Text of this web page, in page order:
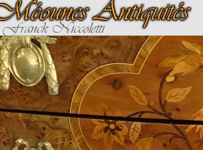
Antiquités
Franck Niccoletti